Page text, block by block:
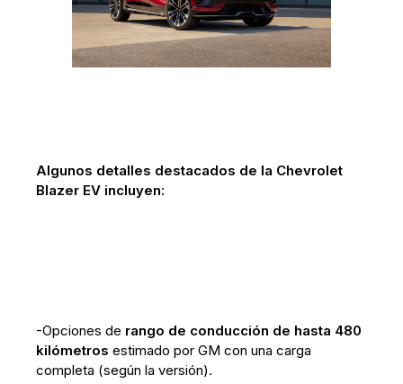
Algunos detalles destacados de la Chevrolet
Blazer EV incluyen:
-Opciones de rango de conducción de hasta 480
kilómetros estimado por GM con una carga
completa (según la versión).